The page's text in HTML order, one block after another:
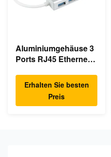
Aluminiumgehäuse 3
Ports RJ45 Ethernet
Erhalten Sie besten
Preis